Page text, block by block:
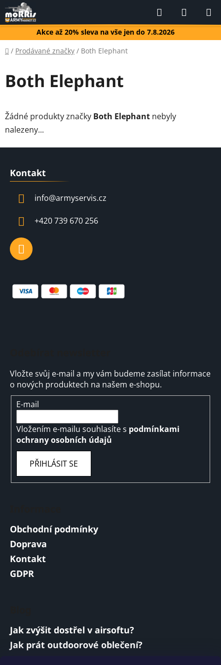
Přejít
na
obsah
Akce až 20% sleva na vše jen do 7.8.2026
Hledat
KOŠÍK
Domů
/ Prodávané značky / Both Elephant
Both Elephant
Žádné produkty značky Both Elephant nebyly
nalezeny...
Kontakt
info@armyservis.cz
+420 739 670 256
Vložte svůj e-mail a my vám budeme zasílat informace
o nových produktech na našem e-shopu.
E-mail
Vložením e-mailu souhlasíte s podmínkami
ochrany osobních údajů
PŘIHLÁSIT SE
Obchodní podmínky
Doprava
Kontakt
GDPR
Jak zvýšit dostřel v airsoftu?
Jak prát outdoorové oblečení?